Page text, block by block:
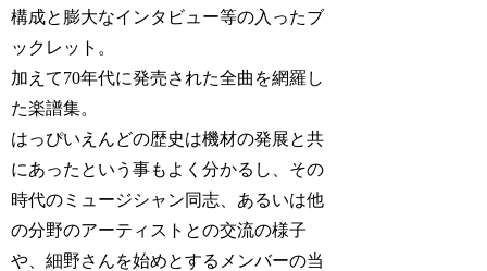
構成と膨大なインタビュー等の入ったブ
ックレット。
加えて70年代に発売された全曲を網羅し
た楽譜集。
はっぴいえんどの歴史は機材の発展と共
にあったという事もよく分かるし、その
時代のミュージシャン同志、あるいは他
の分野のアーティストとの交流の様子
や、細野さんを始めとするメンバーの当